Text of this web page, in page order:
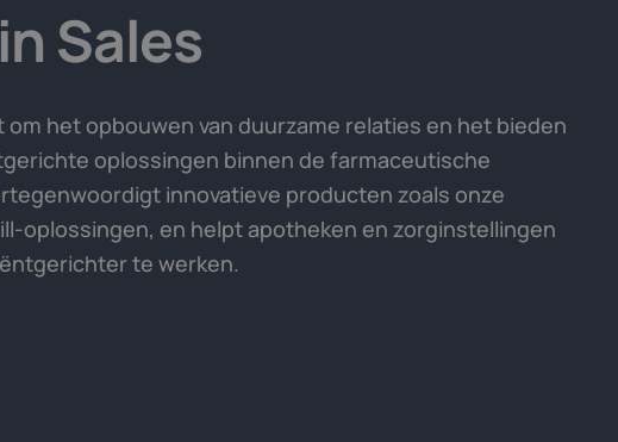
Sales
om het opbouwen van duurzame relaties en het bieden
oplossingen binnen de farmaceutische
innovatieve producten zoals onze
oplossingen, en helpt apotheken en zorginstellingen
te werken.